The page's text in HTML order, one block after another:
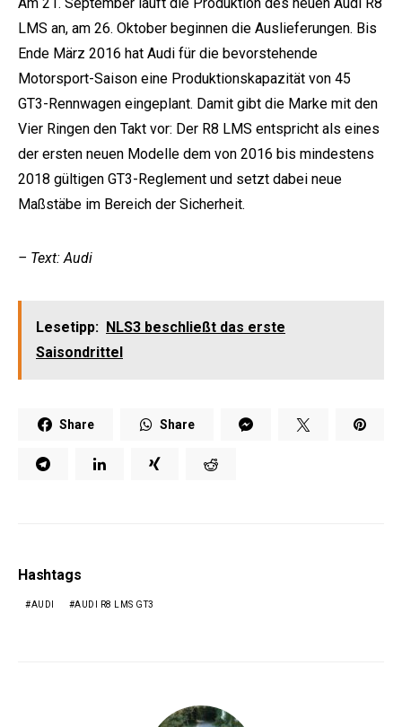
LMS an, am 26. Oktober beginnen die Auslieferungen. Bis
Ende März 2016 hat Audi für die bevorstehende
Motorsport-Saison eine Produktionskapazität von 45
GT3-Rennwagen eingeplant. Damit gibt die Marke mit den
Vier Ringen den Takt vor: Der R8 LMS entspricht als eines
der ersten neuen Modelle dem von 2016 bis mindestens
2018 gültigen GT3-Reglement und setzt dabei neue
Maßstäbe im Bereich der Sicherheit.
– Text: Audi
Lesetipp: NLS3 beschließt das erste
Saisondrittel
Share Share
Hashtags
AUDI AUDI R8 LMS GT3